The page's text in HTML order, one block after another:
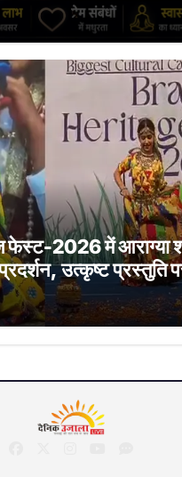
फेस्ट-2026 में आराग्या
उत्कृष्ट प्रस्तुति